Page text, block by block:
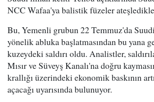
NCC Wafaa'ya balistik füzeler
Bu, Yemenli grubun 22 Temmuz'da
yönelik abluka başlatmasından bu yana
kuzeydeki saldırı oldu. Analistler,
Mısır ve Süveyş Kanalı'na doğru
krallığı üzerindeki ekonomik baskının
açacağı uyarısında bulunuyor.